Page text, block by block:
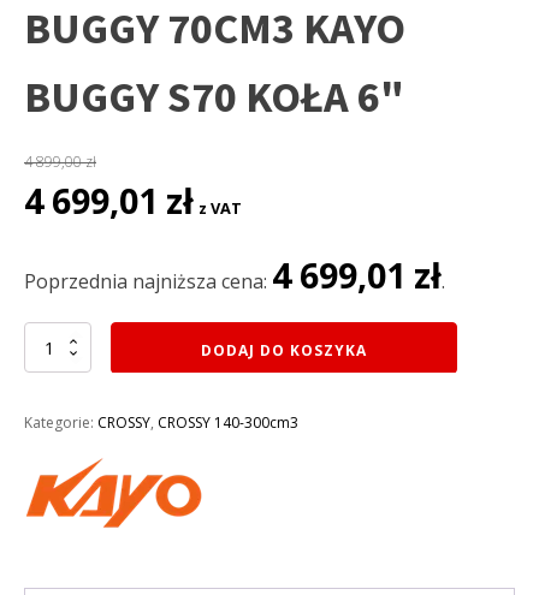
BUGGY 70CM3 KAYO
BUGGY S70 KOŁA 6"
4 899,00zł
Pierwotna
cena
4
4 699,01 zł cena
4
z VAT
Poprzednia najniższa cena: 4 699,01 zł.
ilość
BUGGY
BUGGY
KOŁA
6"
DODAJ DO KOSZYKA
Kategorie: CROSSY, CROSSY 140-300cm3